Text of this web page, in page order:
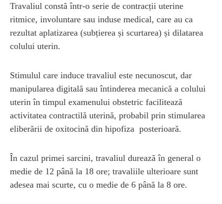
Travaliul constă într-o serie de contracții uterine
ritmice, involuntare sau induse medical, care au ca
rezultat aplatizarea (subțierea și scurtarea) și dilatarea
colului uterin.
Stimulul care induce travaliul este necunoscut, dar
manipularea digitală sau întinderea mecanică a colului
uterin în timpul examenului obstetric facilitează
activitatea contractilă uterină, probabil prin stimularea
eliberării de oxitocină din hipofiza posterioară.
În cazul primei sarcini, travaliul durează în general o
medie de 12 până la 18 ore; travaliile ulterioare sunt
adesea mai scurte, cu o medie de 6 până la 8 ore.